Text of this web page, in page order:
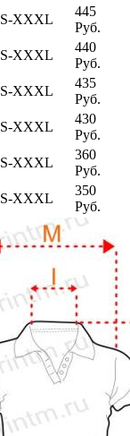
S-XXXL
445
Руб.
S-XXXL
440
Руб.
S-XXXL
435
Руб.
S-XXXL
430
Руб.
S-XXXL
360
Руб.
S-XXXL
350
Руб.